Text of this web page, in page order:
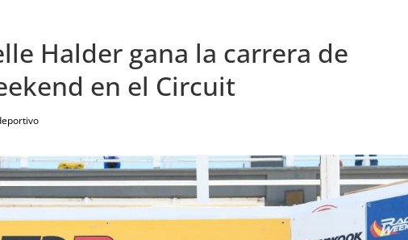
Halder gana la carrera de
en el Circuit